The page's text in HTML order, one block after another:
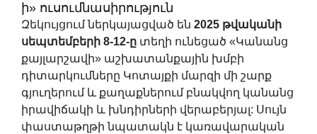
ի» ուսումնասիրություն
Զեկույցում ներկայացված են 2025 թվականի
սեպտեմբերի 8-12-ը տեղի ունեցած «Կանանց
քայլարշավի» աշխատանքային խմբի
դիտարկումները Կոտայքի մարզի մի շարք
գյուղերում և քաղաքներում բնակվող կանանց
իրավիճակի և խնդիրների վերաբերյալ: Սույն
փաստաթղթի նպատակն է կառավարական